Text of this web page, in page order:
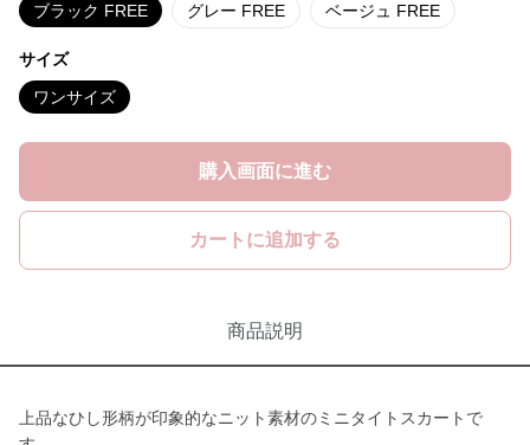
ブラック FREE グレー FREE ベージュ FREE
サイズ
ワンサイズ
購入画面に進む
カートに追加する
商品説明
上品なひし形柄が印象的なニット素材のミニタイトスカートで